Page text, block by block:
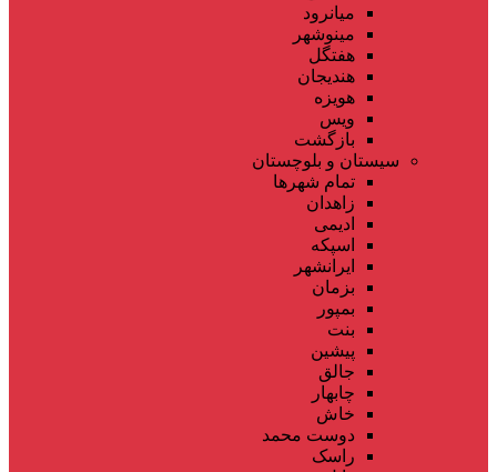
میانرود
مینوشهر
هفتگل
هندیجان
هویزه
ویس
بازگشت
سیستان و بلوچستان
تمام شهر‌ها
زاهدان
ادیمی
اسپکه
ایرانشهر
بزمان
بمپور
بنت
پیشین
جالق
چابهار
خاش
دوست محمد
راسک